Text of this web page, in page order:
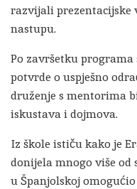
razvijali prezentacijske
nastupu.
Po završetku
potvrde o uspješno
druženje s mentorima
iskustava i dojmova.
Iz škole ističu kako je
donijela mnogo više od
u Španjolskoj